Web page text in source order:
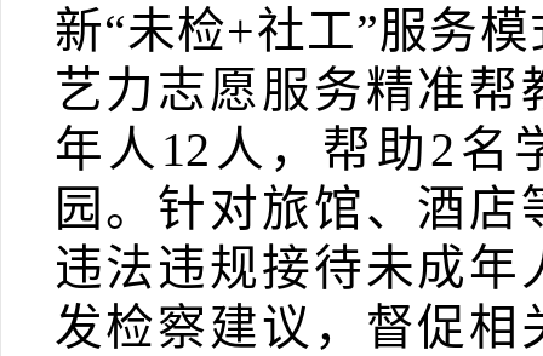
新“未检+社工”服务
艺力志愿服务精准帮
年人 12 人，帮助2 名
园。 针对旅馆、酒店
违法违规接待未成年
发检察建议，督促相